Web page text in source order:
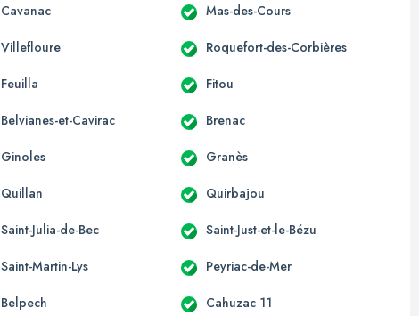
Cavanac Mas-des-Cours
Villefloure Roquefort-des-Corbières
Feuilla Fitou
Belvianes-et-Cavirac Brenac
Ginoles Granès
Quillan Quirbajou
Saint-Julia-de-Bec Saint-Just-et-le-Bézu
Saint-Martin-Lys Peyriac-de-Mer
Belpech Cahuzac 11